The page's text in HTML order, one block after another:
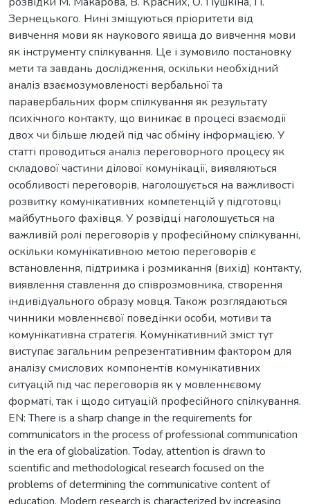
Зернецького. Нині зміщуються пріоритети від
вивчення мови як наукового явища до вивчення мови
як інструменту спілкування. Це і зумовило постановку
мети та завдань дослідження, оскільки необхідний
аналіз взаємозумовленості вербальної та
паравербальних форм спілкування як результату
психічного контакту, що виникає в процесі взаємодії
двох чи більше людей під час обміну інформацією. У
статті проводиться аналіз переговорного процесу як
складової частини ділової комунікації, виявляються
особливості переговорів, наголошується на важливості
розвитку комунікативних компетенцій у підготовці
майбутнього фахівця. У розвідці наголошується на
важливій ролі переговорів у професійному спілкуванні,
оскільки комунікативною метою переговорів є
встановлення, підтримка і розмикання (вихід) контакту,
виявлення ставлення до співрозмовника, створення
індивідуального образу мовця. Також розглядаються
чинники мовленнєвої поведінки особи, мотиви та
комунікативна стратегія. Комунікативний зміст тут
виступає загальним репрезентативним фактором для
аналізу смислових компонентів комунікативних
ситуацій під час переговорів як у мовленнєвому
форматі, так і щодо ситуацій професійного спілкування.
EN: There is a sharp change in the requirements for
communicators in the process of professional communication
in the era of globalization. Today, attention is drawn to
scientific and methodological research focused on the
problems of determining the communicative content of